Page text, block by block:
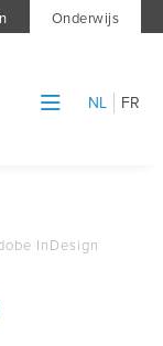
Onderwijs
NL FR
InDesign